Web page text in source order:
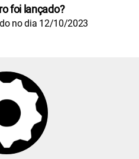
foi lançado?
no dia 12/10/2023